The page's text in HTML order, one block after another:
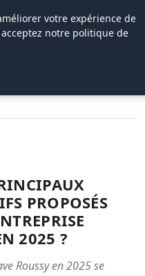
SPORTIFS PROPOSÉS
PROPOSÉS
2025 ?
Roussy en 2025 se
votre expérience de
notre politique de